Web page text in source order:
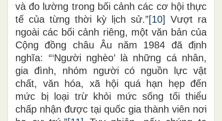
và đo lường trong bối cảnh các cơ hội thực
tế của từng thời kỳ lịch sử.”[10] Vượt ra
ngoài các bối cảnh riêng, một văn bản của
Cộng đồng châu Âu năm 1984 đã định
nghĩa: “‘Người nghèo’ là những cá nhân,
gia đình, nhóm người có nguồn lực vật
chất, văn hóa, xã hội quá hạn hẹp đến
mức bị loại trừ khỏi mức sống tối thiểu
chấp nhận được tại quốc gia thành viên nơi